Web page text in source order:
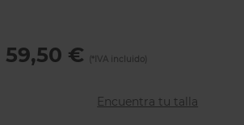
59,50 €
Encuentra tu talla